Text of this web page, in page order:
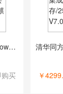
惠普/HP 288 Pro G6 Microtower PC-T901500005A+P204v （19.5英寸） 酷睿 I3-10100/19.5/集成显卡/共享内存/256GB/无/中标麒麟V10/4GB/台式计算机
买 ￥